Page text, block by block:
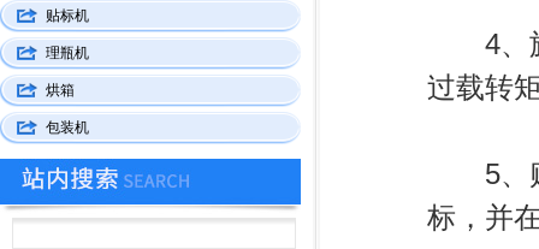
4、旋
过载转
5、贴
标，并
贴标机
理瓶机
烘箱
包装机